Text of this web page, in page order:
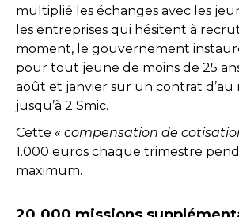
multiplié les échanges avec les
les entreprises qui hésitent à
moment, le gouvernement
pour tout jeune de moins de 25
août et janvier sur un contrat d’au
jusqu’à 2 Smic.
Cette « compensation de
1.000 euros chaque trimestre
maximum.